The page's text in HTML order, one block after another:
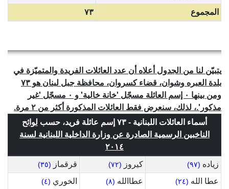
المجموع
٧٣
يتبيّن لنا من الجدول أعلاه أن عدد العائلات الفريدة والمتميّزة في
بلدة العبره وشوان، قضاء كسروان، محافظة جبل لبنان هو ٧٣
ومن بينها ٠ إسم العائلة مسجّل 'خانة خالية' و ٠ مسجّل 'غير
مذكور'.، لذلك، سنعرض فقط العائلات المذكورة أكثر من ٢ مرة.
أسماء العائلات اللبنانية - ٧٣ إسم عائلة فريد، حسب
لوائح
الناخبين الرسمية الصادرة عن وزارة الداخلية اللبنانية لسنة
٢٠١٤
زياده (٩٧) كيروز (٧٢) قرقماز (٣٥)
عطا الله (٢٤) عطاالله (٨) الخوري (٤)